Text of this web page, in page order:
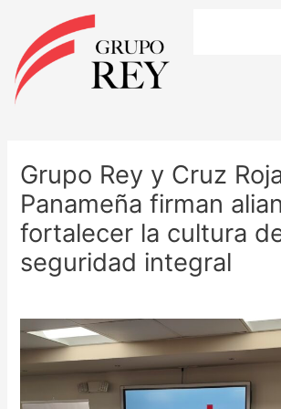
contenido
Grupo Rey y Cruz
Panameña firman
fortalecer la cultura
seguridad integral
entradas